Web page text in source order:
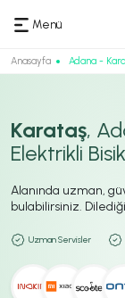
Menü
Anasayfa Adana -
Karataş,
Elektrikli
Alanında uzman,
bulabilirsiniz.
Uzman Servisler